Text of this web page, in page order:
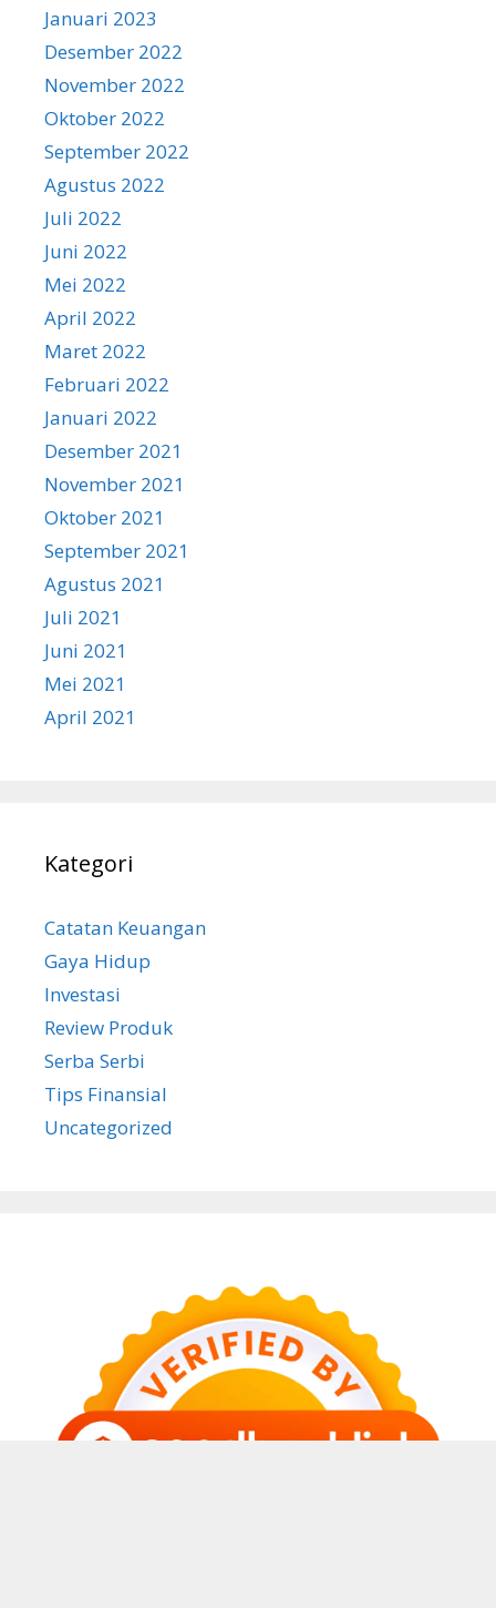
Januari 2023
Desember 2022
November 2022
Oktober 2022
September 2022
Agustus 2022
Juli 2022
Juni 2022
Mei 2022
April 2022
Maret 2022
Februari 2022
Januari 2022
Desember 2021
November 2021
Oktober 2021
September 2021
Agustus 2021
Juli 2021
Juni 2021
Mei 2021
April 2021
Kategori
Catatan Keuangan
Gaya Hidup
Investasi
Review Produk
Serba Serbi
Tips Finansial
Uncategorized